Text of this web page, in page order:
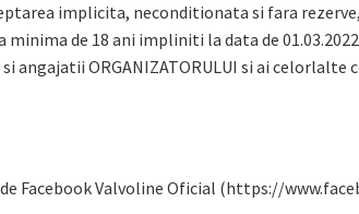
implicita, neconditionata si fara
minima de 18 ani impliniti la data de
angajatii ORGANIZATORULUI si ai
de Facebook Valvoline Oficial (https://